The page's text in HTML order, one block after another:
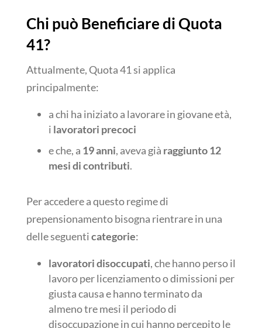
Chi può Beneficiare di Quota
41?
Attualmente, Quota 41 si applica
principalmente:
a chi ha iniziato a lavorare in giovane età,
i lavoratori precoci
e che, a 19 anni, aveva già raggiunto 12
mesi di contributi.
Per accedere a questo regime di
prepensionamento bisogna rientrare in una
delle seguenticategorie:
lavoratori disoccupati, che hanno perso il
lavoro per licenziamento o dimissioni per
giusta causa e hanno terminato da
almeno tre mesi il periodo di
disoccupazione in cui hanno percepito le